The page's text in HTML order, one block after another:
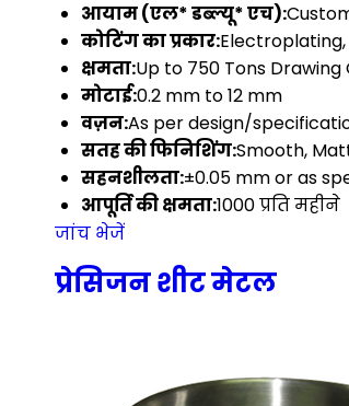
आयाम (एल* डब्ल्यू* एच):
कोटिंग का प्रकार:
क्षमता:Up to 750 Tons
मोटाई:0.2 mm to 12 mm
वज़न:As per design/
सतह की फिनिशिंग:Smooth,
सहनशीलता:±0.05 mm or as
आपूर्ति की क्षमता:1000 प्रति महीने
जांच भेजें
प्रेसिजन शीट मेटल